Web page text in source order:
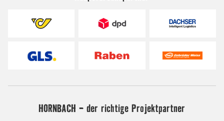
HORNBACH - der richtige Projektpartner